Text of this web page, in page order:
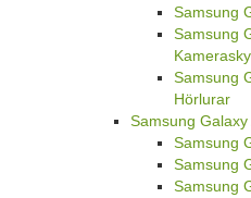
Samsung
Samsung
Samsung
Hörlurar
Samsung Galaxy
Samsung
Samsung
Samsung